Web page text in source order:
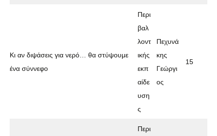
Κι αν διψάσεις για νερό… θα στύψουμε
ένα σύννεφο
Περι
βαλ
λοντ
ικής
εκπ
αίδε
υση
ς
Πεχυνά
κης
Γεώργι
ος
15
Περι